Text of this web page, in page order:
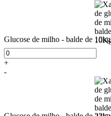
Glucose de milho - balde de 10kg
+
-